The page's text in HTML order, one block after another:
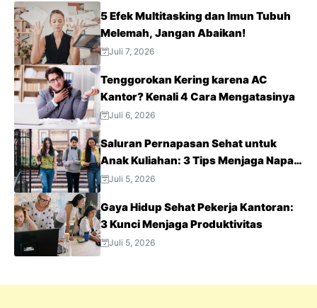
5 Efek Multitasking dan Imun Tubuh
Melemah, Jangan Abaikan!
Juli 7, 2026
Tenggorokan Kering karena AC
Kantor? Kenali 4 Cara Mengatasinya
Juli 6, 2026
Saluran Pernapasan Sehat untuk
Anak Kuliahan: 3 Tips Menjaga Napas
Tetap Optimal di Tengah Aktivitas
Juli 5, 2026
Gaya Hidup Sehat Pekerja Kantoran:
3 Kunci Menjaga Produktivitas
Juli 5, 2026